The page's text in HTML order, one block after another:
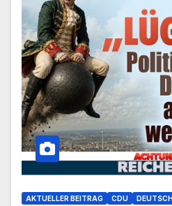
AKTUELLER BEITRAG CDU